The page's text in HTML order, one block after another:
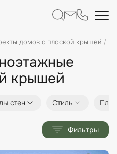
домов с плоской крышей
крышей
стен Стиль
Фильтры